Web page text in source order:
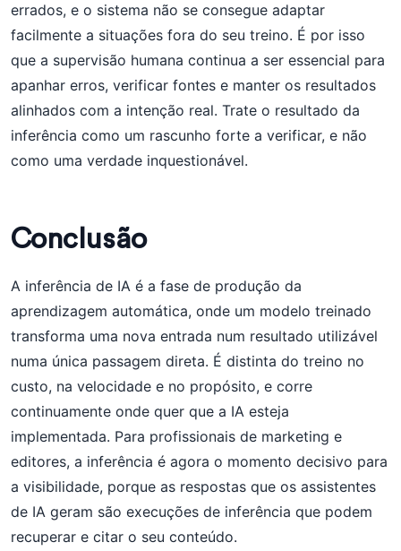
errados, e o sistema não se consegue adaptar
facilmente a situações fora do seu treino. É por isso
que a supervisão humana continua a ser essencial para
apanhar erros, verificar fontes e manter os resultados
alinhados com a intenção real. Trate o resultado da
inferência como um rascunho forte a verificar, e não
como uma verdade inquestionável.
Conclusão
A inferência de IA é a fase de produção da
aprendizagem automática, onde um modelo treinado
transforma uma nova entrada num resultado utilizável
numa única passagem direta. É distinta do treino no
custo, na velocidade e no propósito, e corre
continuamente onde quer que a IA esteja
implementada. Para profissionais de marketing e
editores, a inferência é agora o momento decisivo para
a visibilidade, porque as respostas que os assistentes
de IA geram são execuções de inferência que podem
recuperar e citar o seu conteúdo.